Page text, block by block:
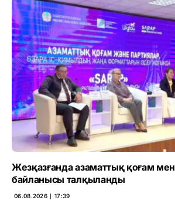
Жезқазғанда азаматтық қоғам
байланысы талқыланды
06.08.2026 ∣ 17:39